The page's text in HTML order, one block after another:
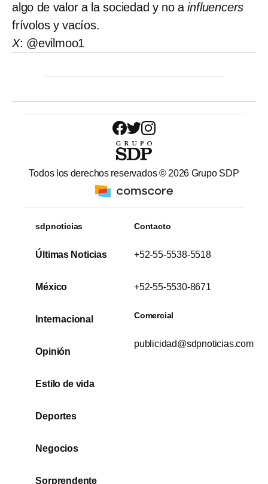
algo de valor a la sociedad y no ainfluencers
frívolos y vacíos.
X: @evilmoo1
Todos los derechos reservados © 2026 Grupo SDP
sdpnoticias
Últimas Noticias
México
Internacional
Opinión
Estilo de vida
Deportes
Negocios
Sorprendente
Contacto
+52-55-5538-5518
+52-55-5530-8671
Comercial
publicidad@sdpnoticias.com